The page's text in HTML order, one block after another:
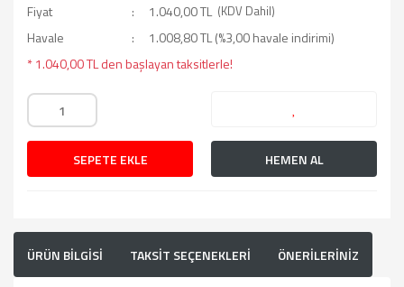
Fiyat
1.040,00 TL (KDV Dahil)
Havale
1.008,80 TL (%3,00 havale indirimi)
* 1.040,00 TL den başlayan taksitlerle!
SEPETE EKLE HEMEN AL
ÜRÜN BİLGİSİ TAKSİT SEÇENEKLERİ ÖNERİLERİNİZ